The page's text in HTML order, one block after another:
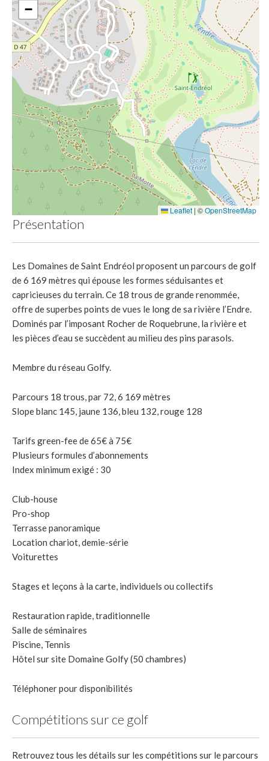
−
Leaflet | ©OpenStreetMap
Présentation
Les Domaines de Saint Endréol proposent un parcours de golf
de 6 169 mètres qui épouse les formes séduisantes et
capricieuses du terrain. Ce 18 trous de grande renommée,
offre de superbes points de vues le long de sa rivière l’Endre.
Dominés par l’imposant Rocher de Roquebrune, la rivière et
les pièces d’eau se succèdent au milieu des pins parasols.
Membre du réseau Golfy.
Parcours 18 trous, par 72, 6 169 mètres
Slope blanc 145, jaune 136, bleu 132, rouge 128
Tarifs green-fee de 65€ à 75€
Plusieurs formules d’abonnements
Index minimum exigé : 30
Club-house
Pro-shop
Terrasse panoramique
Location chariot, demie-série
Voiturettes
Stages et leçons à la carte, individuels ou collectifs
Restauration rapide, traditionnelle
Salle de séminaires
Piscine, Tennis
Hôtel sur site Domaine Golfy (50 chambres)
Téléphoner pour disponibilités
Compétitions sur ce golf
Retrouvez tous les détails sur les compétitions sur le parcours